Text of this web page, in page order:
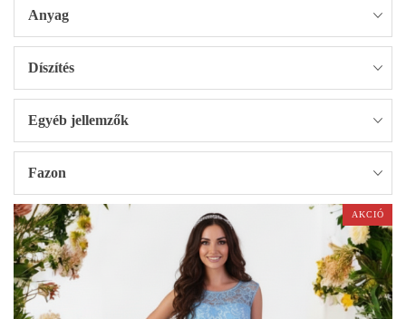
Anyag
Díszítés
Egyéb jellemzők
Fazon
AKCIÓ